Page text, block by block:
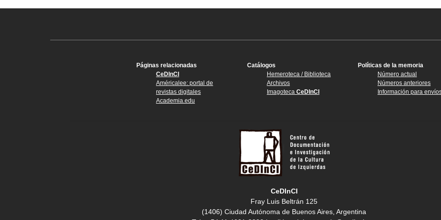
Páginas relacionadas
CeDInCI
Américalee: portal de
revistas digitales
Academia.edu
Catálogos
Hemeroteca / Biblioteca
Archivos
Imagoteca CeDInCI
Políticas de la memoria
Número actual
Números anteriores
Información para
CeDInCI
Fray Luis Beltrán 125
(1406) Ciudad Autónoma de Buenos Aires, Argentina